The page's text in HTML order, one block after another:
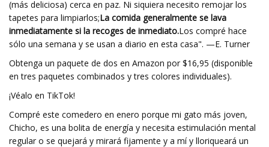
(más deliciosa) cerca en paz. Ni siquiera necesito remojar los
tapetes para limpiarlos;La comida generalmente se lava
inmediatamente si la recoges de inmediato.Los compré hace
sólo una semana y se usan a diario en esta casa". —E. Turner
Obtenga un paquete de dos en Amazon por $16,95 (disponible
en tres paquetes combinados y tres colores individuales).
¡Véalo en TikTok!
Compré este comedero en enero porque mi gato más joven,
Chicho, es una bolita de energía y necesita estimulación mental
regular o se quejará y mirará fijamente y a mí y lloriqueará un